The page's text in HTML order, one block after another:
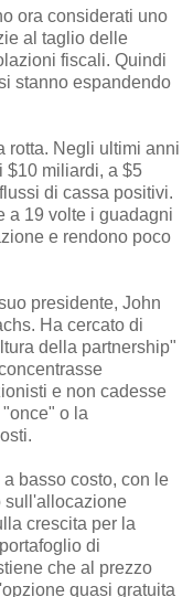
ora considerati uno
al taglio delle
fiscali. Quindi
stanno espandendo
rotta. Negli ultimi anni
$10 miliardi, a $5
di cassa positivi.
a 19 volte i guadagni
e rendono poco
presidente, John
Ha cercato di
della partnership"
e non cadesse
o la
basso costo, con le
sull'allocazione
crescita per la
di
che al prezzo
quasi gratuita